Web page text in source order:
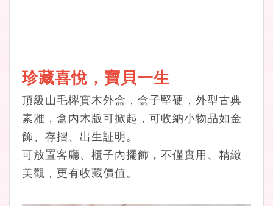
珍藏喜悅，寶貝一生
頂級山毛櫸實木外盒，盒子堅硬，外型古典
素雅，盒內木版可掀起，可收納小物品如金
飾、存摺、出生証明。
可放置客廳、櫃子內擺飾，不僅實用、精緻
美觀，更有收藏價值。